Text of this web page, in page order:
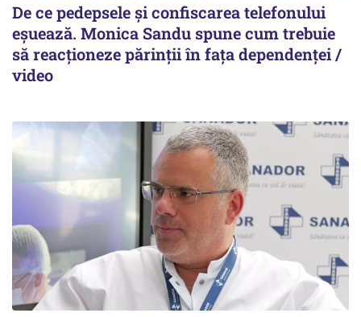
De ce pedepsele și confiscarea telefonului
eșuează. Monica Sandu spune cum trebuie
să reacționeze părinții în fața dependenței /
video